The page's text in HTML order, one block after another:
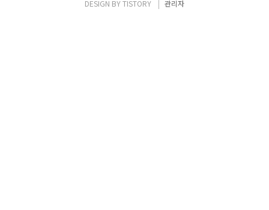
DESIGN BYTISTORY 관리자